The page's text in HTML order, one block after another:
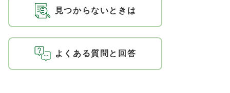
見つからないときは
よくある質問と回答